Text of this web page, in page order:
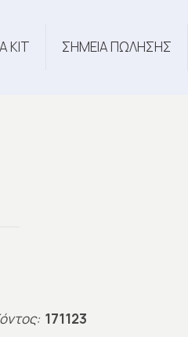
KIT ΣΗΜΕΙΑ ΠΩΛΗΣΗΣ
171123